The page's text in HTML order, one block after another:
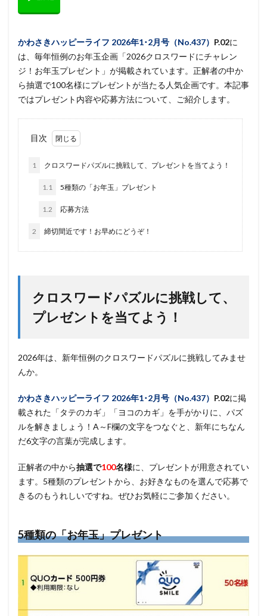
かわさきハッピーライフ 2026年1･2月号（No.437） P.02に
は、毎年恒例のお年玉企画「2026クロスワードにチャレン
ジ！お年玉プレゼント」が掲載されています。正解者の中か
ら抽選で100名様にプレゼントが当たる人気企画です。本記事
ではプレゼント内容や応募方法について、ご紹介します。
目次
1 クロスワードパズルに挑戦して、プレゼントを当てよう！
1.1 5種類の「お年玉」プレゼント
1.2 応募方法
2 締切間近です！お早めにどうぞ！
クロスワードパズルに挑戦して、
プレゼントを当てよう！
2026年は、新年恒例のクロスワードパズルに挑戦してみませ
んか。
かわさきハッピーライフ 2026年1･2月号（No.437） P.02に掲
載された「タテのカギ」「ヨコのカギ」を手がかりに、パズ
ルを解きましょう！A～F欄の文字をつなぐと、新年にちなん
だ6文字の言葉が完成します。
正解者の中から抽選で100名様に、プレゼントが用意されてい
ます。5種類のプレゼントから、お好きなものを選んで応募で
きるのもうれしいですね。ぜひお気軽にご参加ください。
5種類の「お年玉」プレゼント